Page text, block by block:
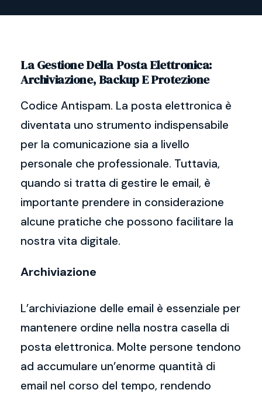
La Gestione Della Posta Elettronica:
Archiviazione, Backup E Protezione
Codice Antispam. La posta elettronica è
diventata uno strumento indispensabile
per la comunicazione sia a livello
personale che professionale. Tuttavia,
quando si tratta di gestire le email, è
importante prendere in considerazione
alcune pratiche che possono facilitare la
nostra vita digitale.
Archiviazione
L’archiviazione delle email è essenziale per
mantenere ordine nella nostra casella di
posta elettronica. Molte persone tendono
ad accumulare un’enorme quantità di
email nel corso del tempo, rendendo